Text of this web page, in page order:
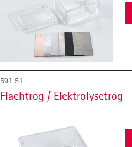
591 51
Flachtrog / Elektrolysetrog